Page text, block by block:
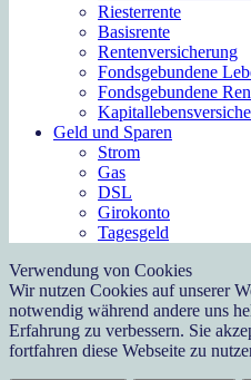
Riesterrente
Basisrente
Rentenversicherung
Fondsgebundene
Fondsgebundene
Geld und Sparen
Strom
Gas
DSL
Girokonto
Tagesgeld
Verwendung von Cookies
Wir nutzen Cookies auf unserer
notwendig während andere uns
Erfahrung zu verbessern. Sie
fortfahren diese Webseite zu